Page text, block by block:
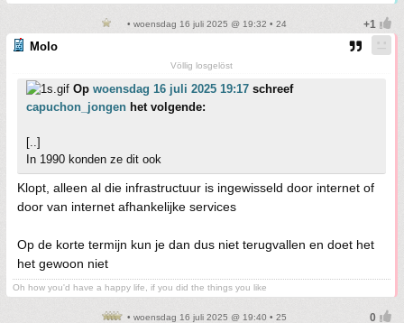
• woensdag 16 juli 2025 @ 19:32 • 24
Molo
Völlig losgelöst
Op woensdag 16 juli 2025 19:17 schreef
capuchon_jongen het volgende:
[..]
In 1990 konden ze dit ook
Klopt, alleen al die infrastructuur is ingewisseld door internet of
door van internet afhankelijke services
Op de korte termijn kun je dan dus niet terugvallen en doet het
het gewoon niet
Oh how you'd have a happy life, if you did the things you like
• woensdag 16 juli 2025 @ 19:40 • 25